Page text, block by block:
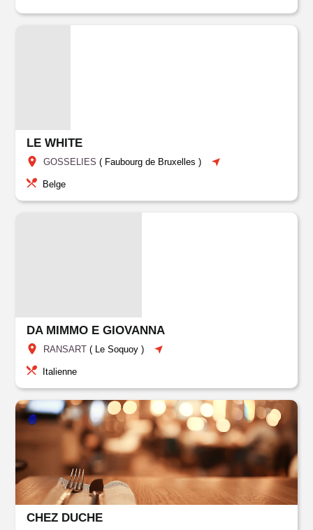
LE WHITE
GOSSELIES ( Faubourg de Bruxelles )
Belge
DA MIMMO E GIOVANNA
RANSART ( Le Soquoy )
Italienne
CHEZ DUCHE